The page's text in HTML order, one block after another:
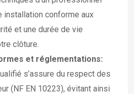
installation conforme aux
et une durée de vie
clôture.
et réglementations:
s’assure du respect des
(NF EN 10223), évitant ainsi